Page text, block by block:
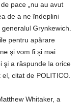
pace „nu au avut
de a ne îndeplini
Grynkewich.
pentru apărare
şi vom fi şi mai
şi a răspunde la orice
citat de POLITICO.
Whitaker, a